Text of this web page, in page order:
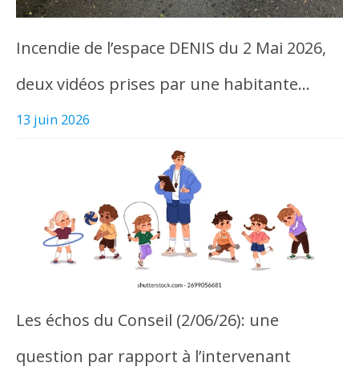
Incendie de l’espace DENIS du 2 Mai 2026,
deux vidéos prises par une habitante…
13 juin 2026
Les échos du Conseil (2/06/26): une
question par rapport à l’intervenant